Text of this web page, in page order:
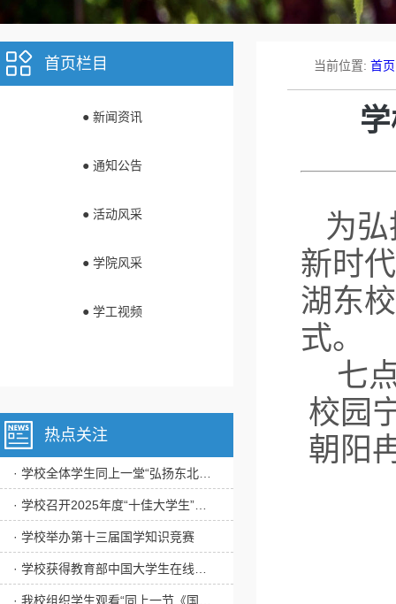
首页栏目
● 新闻资讯
● 通知公告
● 活动风采
● 学院风采
● 学工视频
热点关注
· 学校举办第十三届国学知识竞赛
当前位置: 首页
为
新时
湖东
式。
七
校园
朝阳